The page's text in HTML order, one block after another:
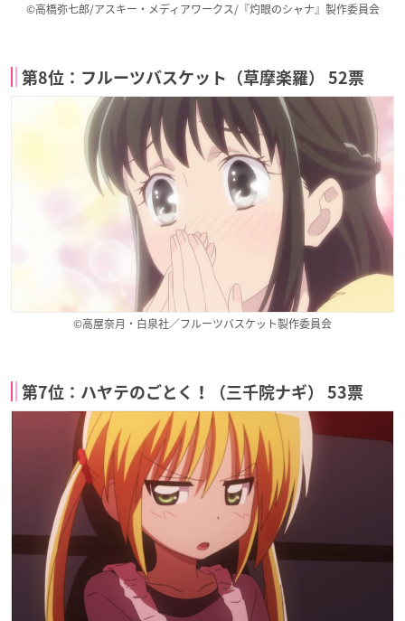
©高橋弥七郎/アスキー・メディアワークス/『灼眼のシャナ』製作委員会
第8位：フルーツバスケット（草摩楽羅） 52票
©高屋奈月・白泉社／フルーツバスケット製作委員会
第7位：ハヤテのごとく！（三千院ナギ） 53票